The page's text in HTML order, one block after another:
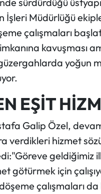
Müdürlüğü
çalışmaları
kavuşması
yoğun
EŞİT
Galip Özel,
verdikleri hizmet
geldiğimiz
götürmek için
çalışmaları da